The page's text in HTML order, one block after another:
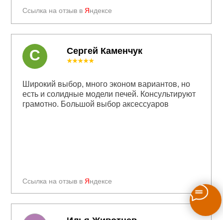
Ссылка на отзыв в Яндексе
Сергей Каменчук
Ссылка на отзыв в Яндексе
★★★★★
Широкий выбор, много эконом вариантов, но
есть и солидные модели печей. Консультируют
грамотно. Большой выбор аксессуаров
С